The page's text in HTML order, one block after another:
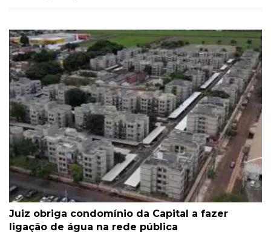
Juiz obriga condomínio da Capital a fazer
ligação de água na rede pública